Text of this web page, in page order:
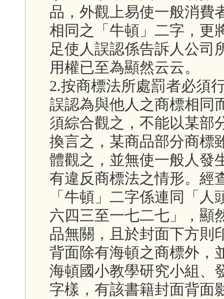
品，外觀上易使一般消費
相同之「牛頓」二字，更
足使人誤認係告訴人公司
用權已至為顯然云云。
2.按商標法所處罰者必須
誤認為與他人之商標相同
須綜合觀之，不能以某部
換言之，某商品部分商標
體觀之，並無使一般人發
有違反商標法之情形。經
「牛頓」二字係連同「
六四三至一七二七」，顯
品無關，且於封面下方則
背面除有海頓之商標外，
海頓國小教學研究小組、
字樣，有該書籍封面背面